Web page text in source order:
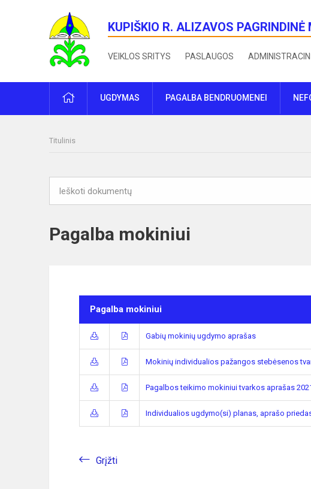
KUPIŠKIO R. ALIZAVOS PAGRINDINĖ
VEIKLOS SRITYS PASLAUGOS
PRADŽIAUGDYMAS PAGALBA BENDRUOMENEI
Titulinis
Pagalba mokiniui
Pagalba mokiniui
Gabių mokinių ugdymo aprašas
Mokinių individualios pažangos stebėsenos
Pagalbos teikimo mokiniui tvarkos aprašas
Individualios ugdymo(si) planas, aprašo
Grįžti